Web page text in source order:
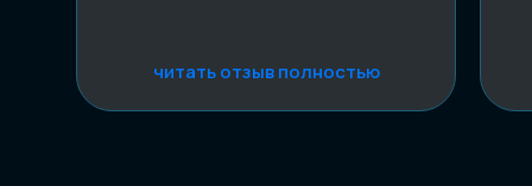
читать отзыв полностью